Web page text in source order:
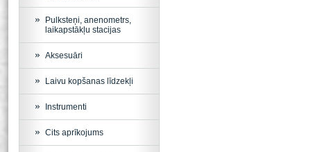
Pulksteņi, anenometrs,
laikapstākļu stacijas
Aksesuāri
Laivu kopšanas līdzekļi
Instrumenti
Cits aprīkojums